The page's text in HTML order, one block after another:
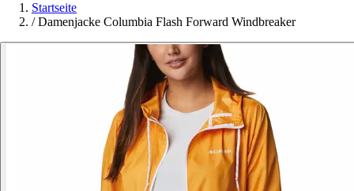
Startseite
/ Damenjacke Columbia Flash Forward Windbreaker